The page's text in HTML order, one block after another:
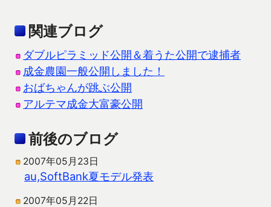
関連ブログ
ダブルピラミッド公開＆着うた公開で逮捕者
成金農園一般公開しました！
おばちゃんが跳ぶ公開
アルテマ成金大富豪公開
前後のブログ
2007年05月23日
au,SoftBank夏モデル発表
2007年05月22日